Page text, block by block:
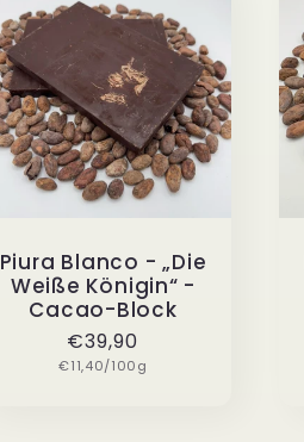
Piura Blanco - „Die
Weiße Königin“ -
Cacao-Block
Normaler
Preis
€39,90
Grundpreis
€11,40/100g